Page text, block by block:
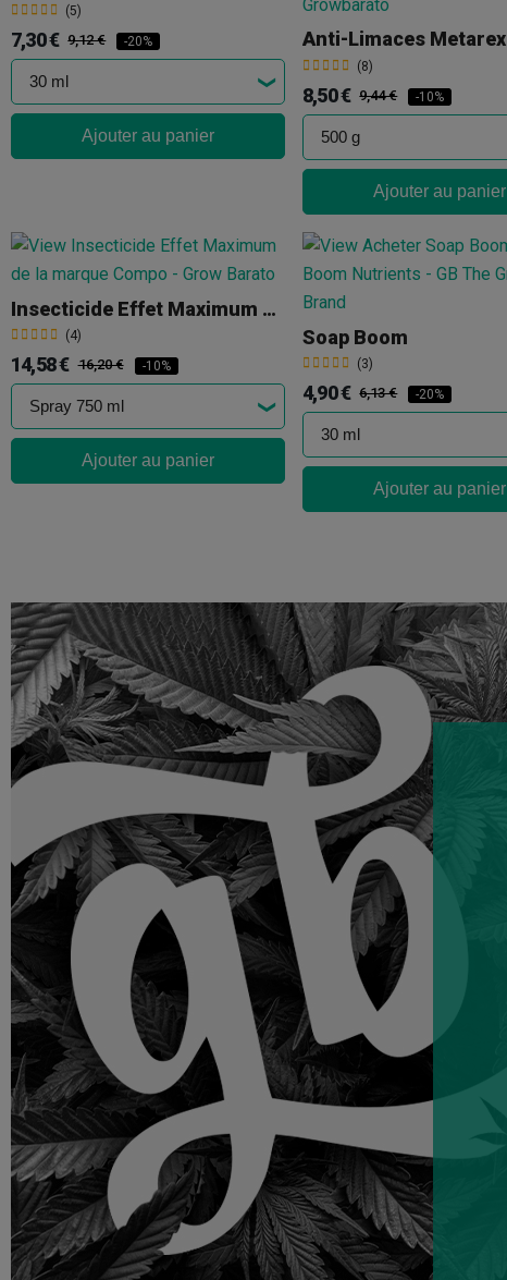
(5)
7,30 € 9,12 € -20%
Ajouter au panier
(8)
8,50 € 9,44 € -10%
Ajouter au panier
Insecticide Effet Maximum De Compo
(4)
14,58 € 16,20 € -10%
Ajouter au panier
Soap Boom
(3)
4,90 € 6,13 € -20%
Ajouter au panier